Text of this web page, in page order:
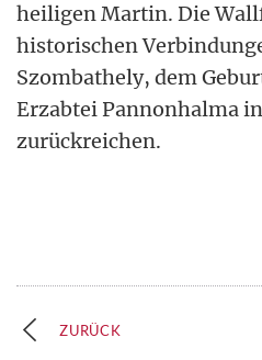
heiligen Martin. Die
historischen
Szombathely, dem
Erzabtei Pannonhalma
zurückreichen.
ZURÜCK